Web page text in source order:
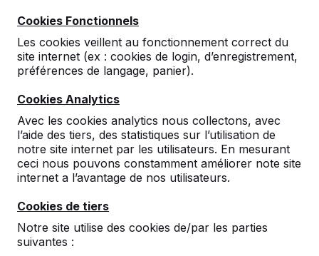
Cookies Fonctionnels
Les cookies veillent au fonctionnement correct du
site internet (ex : cookies de login, d’enregistrement,
préférences de langage, panier).
Cookies Analytics
Avec les cookies analytics nous collectons, avec
l’aide des tiers, des statistiques sur l’utilisation de
notre site internet par les utilisateurs. En mesurant
ceci nous pouvons constamment améliorer note site
internet a l’avantage de nos utilisateurs.
Cookies de tiers
Notre site utilise des cookies de/par les parties
suivantes :
Table d’échecs en béton naturel, 4
personnes
€ 2.450,00 hors TVA
Sélectionnez une variante: